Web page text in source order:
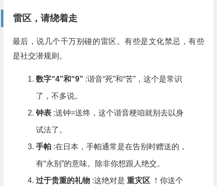
雷区，请绕着走
最后，说几个千万别碰的雷区。有些是文化禁忌，有些
是社交潜规则。
数字“4”和“9” :谐音“死”和“苦”，这个是常识
了，不多说。
钟表 :送钟=送终，这个谐音梗咱就别去以身
试法了。
手帕 :在日本，手帕通常是在告别时赠送的，
有“永别”的意味。除非你想跟人绝交。
过于贵重的礼物 :这绝对是 重灾区 ！你送个